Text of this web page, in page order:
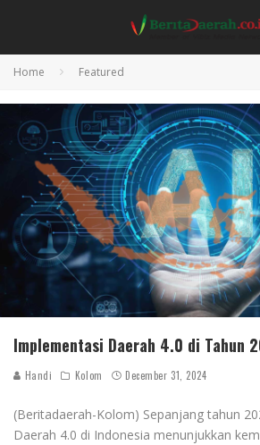
Home Featured
Implementasi Daerah 4.0 di Tahun
Handi Kolom December 31, 2024
(Beritadaerah-Kolom) Sepanjang tahun
Daerah 4.0 di Indonesia menunjukkan